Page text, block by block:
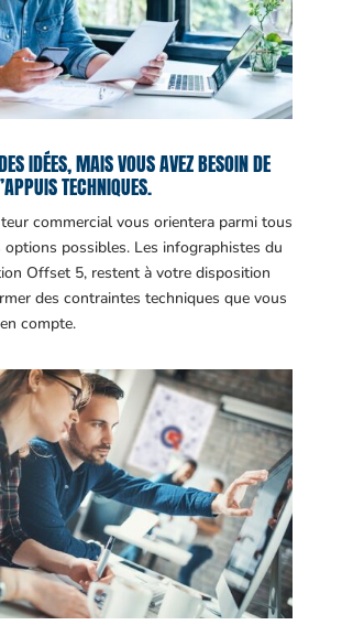
IDÉES, MAIS VOUS AVEZ BESOIN DE
TECHNIQUES.
commercial vous orientera parmi tous
options possibles. Les infographistes du
Offset 5, restent à votre disposition
des contraintes techniques que vous
compte.